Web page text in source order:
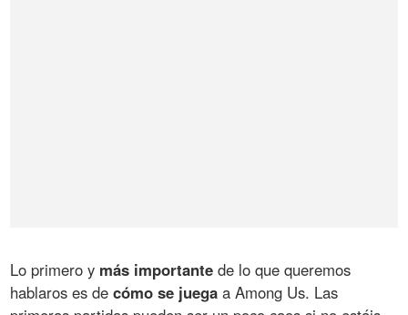
Lo primero y más importante de lo que queremos
hablaros es decómo se juega a Among Us. Las